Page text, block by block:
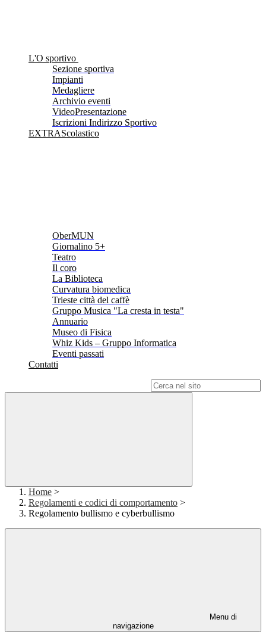
L'O sportivo
Sezione sportiva
Impianti
Medagliere
Archivio eventi
VideoPresentazione
Iscrizioni Indirizzo Sportivo
EXTRAScolastico
OberMUN
Giornalino 5+
Teatro
Il coro
La Biblioteca
Curvatura biomedica
Trieste città del caffè
Gruppo Musica "La cresta in testa"
Annuario
Museo di Fisica
Whiz Kids – Gruppo Informatica
Eventi passati
Contatti
Home >
Regolamenti e codici di comportamento >
Regolamento bullismo e cyberbullismo
Menu di
navigazione